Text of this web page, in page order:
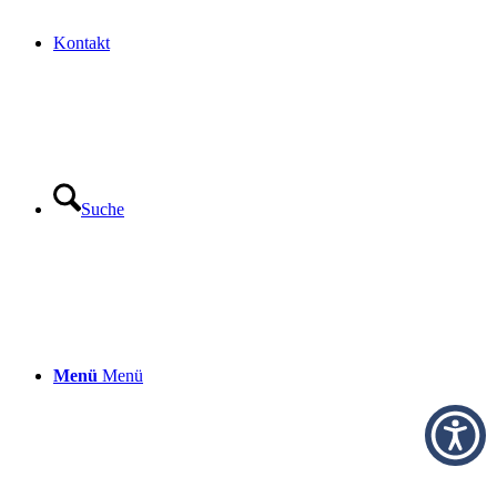
Kontakt
Suche
Menü Menü